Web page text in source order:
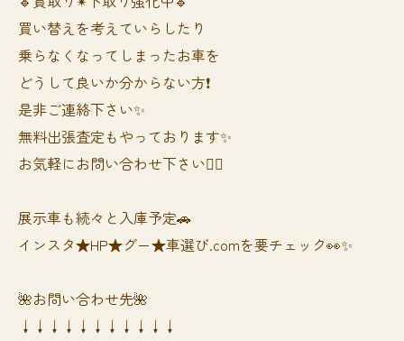
買い替えを考えていらしたり
乗らなくなってしまったお車を
どうして良いか分からない方❗️
是非ご連絡下さい✨
無料出張査定もやっております✨
お気軽にお問い合わせ下さい🙆‍♀️
展示車も続々と入庫予定🚗
インスタ★HP★グー★車選び.comを要チェック👀✨
🌺お問い合わせ先🌺
↓↓↓↓↓↓↓↓↓↓↓